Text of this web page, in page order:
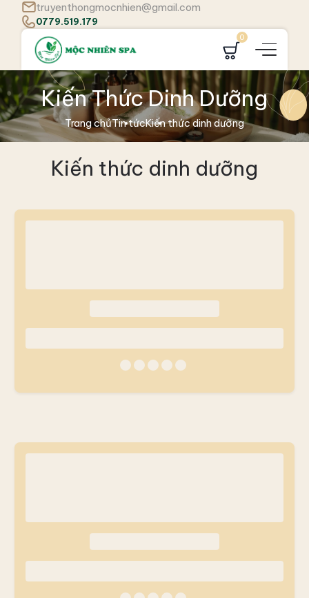
truyenthongmocnhien@gmail.com
0779.519.179
0
Kiến Thức Dinh Dưỡng
Trang chủTin tứcKiến thức dinh dưỡng
Kiến thức dinh dưỡng